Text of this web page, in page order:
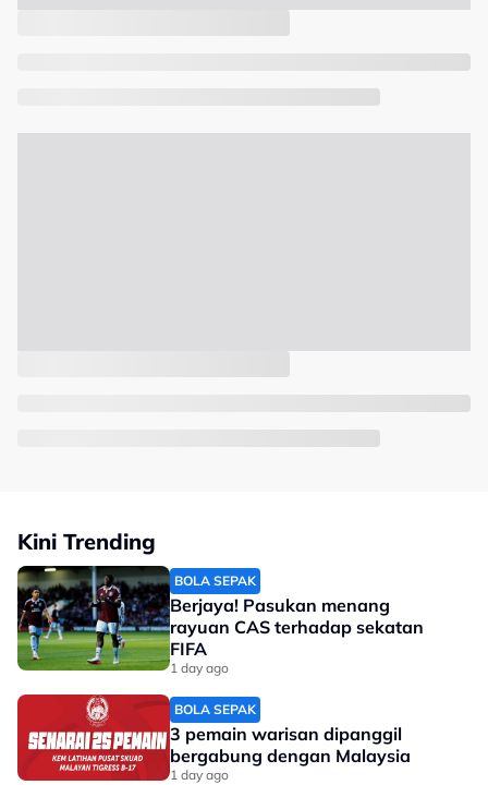
Kini Trending
BOLA SEPAK
Berjaya! Pasukan menang
rayuan CAS terhadap sekatan
FIFA
1 day ago
BOLA SEPAK
3 pemain warisan dipanggil
bergabung dengan Malaysia
1 day ago